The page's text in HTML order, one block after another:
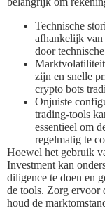
Technische
afhankelijk
door
zijn en snelle
crypto bots
Onjuiste
trading-tools
essentieel om
regelmatig te
Hoewel het gebruik
Investment kan
diligence te doen en
de tools. Zorg ervoor
houd de